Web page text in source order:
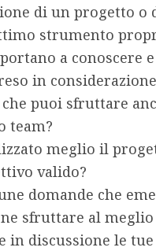
di un progetto o
strumento
a conoscere
in
puoi sfruttare
team?
meglio il
valido?
domande che
sfruttare al
in discussione le